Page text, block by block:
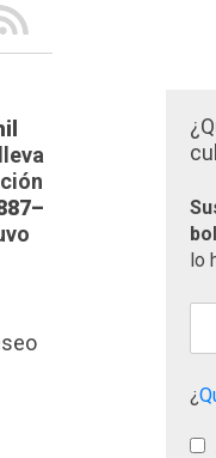
lo
¿